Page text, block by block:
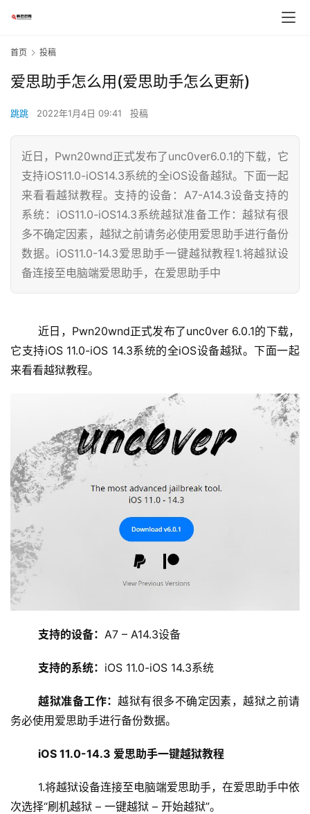
首页 投稿
爱思助手怎么用(爱思助手怎么更新)
跳跳 2022年1月4日 09:41 投稿
近日，Pwn20wnd正式发布了unc0ver6.0.1的下载，它
支持iOS11.0-iOS14.3系统的全iOS设备越狱。下面一起
来看看越狱教程。支持的设备：A7-A14.3设备支持的
系统：iOS11.0-iOS14.3系统越狱准备工作：越狱有很
多不确定因素，越狱之前请务必使用爱思助手进行备份
数据。iOS11.0-14.3爱思助手一键越狱教程1.将越狱设
备连接至电脑端爱思助手，在爱思助手中
	近日，Pwn20wnd正式发布了unc0ver 6.0.1的下载，
它支持iOS 11.0-iOS 14.3系统的全iOS设备越狱。下面一起
来看看越狱教程。
支持的设备： A7 – A14.3设备
支持的系统： iOS 11.0-iOS 14.3系统
越狱准备工作：越狱有很多不确定因素，越狱之前请
务必使用爱思助手进行备份数据。
iOS 11.0-14.3 爱思助手一键越狱教程
次选择“刷机越狱 – 一键越狱 – 开始越狱”。